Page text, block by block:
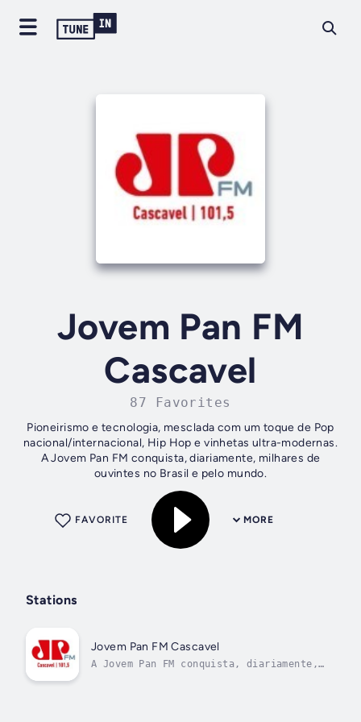
Jovem Pan FM
Cascavel
87 Favorites
Pioneirismo e tecnologia, mesclada com um toque de Pop
nacional/internacional, Hip Hop e vinhetas ultra-modernas.
A Jovem Pan FM conquista, diariamente, milhares de
ouvintes no Brasil e pelo mundo.
MORE
FAVORITE
Stations
Jovem Pan FM Cascavel
A Jovem Pan FM conquista, diariamente,